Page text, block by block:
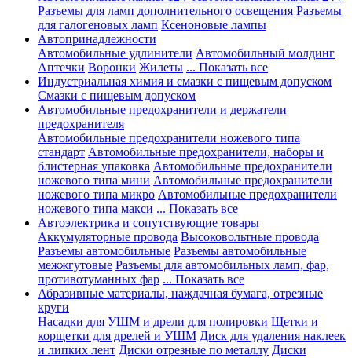
Разъемы для ламп дополнительного освещения Разъемы
для галогеновых ламп Ксеноновые лампы
Автопринадлежности
Автомобильные удлинители Автомобильный молдинг
Аптечки Воронки Жилеты ... Показать все
Индустриальная химия и смазки с пищевым допуском
Смазки с пищевым допуском
Автомобильные предохранители и держатели
предохранителя
Автомобильные предохранители ножевого типа
стандарт Автомобильные предохранители, наборы и
блистерная упаковка Автомобильные предохранители
ножевого типа мини Автомобильные предохранители
ножевого типа микро Автомобильные предохранители
ножевого типа макси ... Показать все
Автоэлектрика и сопутствующие товары
Аккумуляторные провода Высоковольтные провода
Разъемы автомобильные Разъемы автомобильные
межжгутовые Разъемы для автомобильных ламп, фар,
противотуманных фар ... Показать все
Абразивные материалы, наждачная бумага, отрезные
круги
Насадки для УШМ и дрели для полировки Щетки и
корщетки для дрелей и УШМ Диск для удаления наклеек
и липких лент Диски отрезные по металлу Диски